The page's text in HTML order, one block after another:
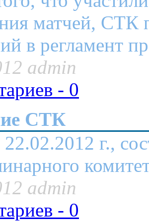
матчей, СТК
в регламент
admin
- 0
СТК
г.,
admin
- 0